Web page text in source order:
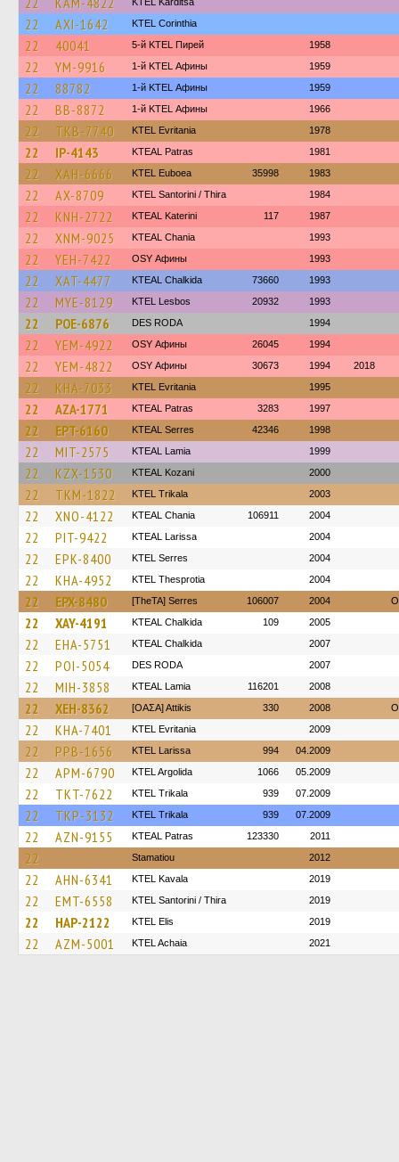
22 AXI-1642 KTEL Corinthia
22 40041 5-й KTEL Пирей 1958
22 YM-9916 1-й KTEL Афины 1959
22 88782 1-й KTEL Афины 1959
22 BB-8872 1-й KTEL Афины 1966
22 TKB-7740 ΚΤΕL Evritania 1978
22 IP-4143 KTEAL Patras 1981
22 XAH-6666 ΚΤΕL Euboea 35998 1983
22 AX-8709 KTEL Santorini / Thira 1984
22 KNH-2722 KTEAL Katerini 117 1987
22 XNM-9025 KTEAL Chania 1993
22 YEH-7422 OSY Афины 1993
22 XAT-4477 KTEAL Chalkida 73660 1993
22 MYE-8129 KTEL Lesbos 20932 1993
22 POE-6876 DES RODA 1994
22 YEM-4922 OSY Афины 26045 1994
22 YEM-4822 OSY Афины 30673 1994 2018
22 KHA-7033 ΚΤΕL Evritania 1995
22 AZA-1771 KTEAL Patras 3283 1997
22 EPT-6160 KTEAL Serres 42346 1998
22 MIT-2575 KTEAL Lamia 1999
22 KZX-1530 KTEAL Kozani 2000
22 TKM-1822 ΚΤΕL Τrikala 2003
22 XNO-4122 KTEAL Chania 106911 2004
22 PIT-9422 KTEAL Larissa 2004
22 EPK-8400 KTEL Serres 2004
22 KHA-4952 KTEL Thesprotia 2004
22 EPX-8480 [TheTA] Serres 106007 2004
22 XAY-4191 KTEAL Chalkida 109 2005
22 EHA-5751 KTEAL Chalkida 2007
22 POI-5054 DES RODA 2007
22 MIH-3858 KTEAL Lamia 116201 2008
22 XEH-8362 [ΟΑΣΑ] Αttikis 330 2008
22 KHA-7401 ΚΤΕL Evritania 2009
22 PPB-1656 KTEL Larissa 994 04.2009
22 APM-6790 KTEL Argolida 1066 05.2009
22 TKT-7622 ΚΤΕL Τrikala 939 07.2009
22 TKP-3132 ΚΤΕL Τrikala 939 07.2009
22 AZN-9155 KTEAL Patras 123330 2011
22 Stamatiou 2012
22 AHN-6341 KTEL Kavala 2019
22 EMT-6558 KTEL Santorini / Thira 2019
22 HAP-2122 KTEL Elis 2019
22 AZM-5001 KTEL Achaia 2021